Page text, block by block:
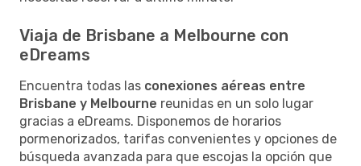
Viaja de Brisbane a Melbourne con
eDreams
Encuentra todas las conexiones aéreas entre
Brisbane y Melbourne reunidas en un solo lugar
gracias a eDreams. Disponemos de horarios
pormenorizados, tarifas convenientes y opciones de
búsqueda avanzada para que escojas la opción que